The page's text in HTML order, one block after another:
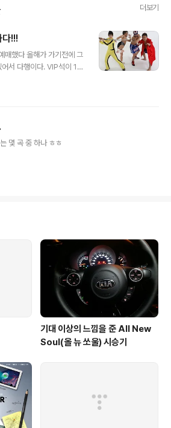
더보기
!!!
매했다 올해가 가기전에 그
서 다행이다. VIP석이 11
200명 넘어가면 1만원 추
몇 곡 중 하나 ㅎㅎ
기대 이상의 느낌을 준 All New
Soul(올 뉴 쏘울) 시승기